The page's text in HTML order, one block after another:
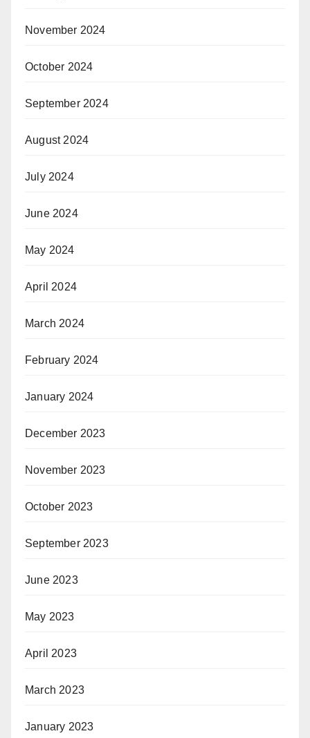
November 2024
October 2024
September 2024
August 2024
July 2024
June 2024
May 2024
April 2024
March 2024
February 2024
January 2024
December 2023
November 2023
October 2023
September 2023
June 2023
May 2023
April 2023
March 2023
January 2023